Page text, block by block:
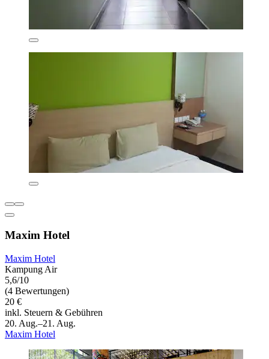
Maxim Hotel
Maxim Hotel
Kampung Air
5,6/10
(4 Bewertungen)
20 €
inkl. Steuern & Gebühren
20. Aug.–21. Aug.
Maxim Hotel